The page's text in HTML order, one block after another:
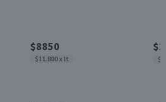
$8850
$11.800 x lt